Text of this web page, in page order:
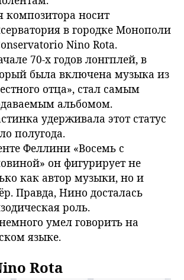
композитора носит
в городке Монополи
Nino Rota.
70-х годов лонгплей, в
была включена музыка из
отца», стал самым
альбомом.
удерживала этот статус
полугода.
Феллини «Восемь с
он фигурирует не
как автор музыки, но и
Правда, Нино досталась
роль.
умел говорить на
языке.
Rota